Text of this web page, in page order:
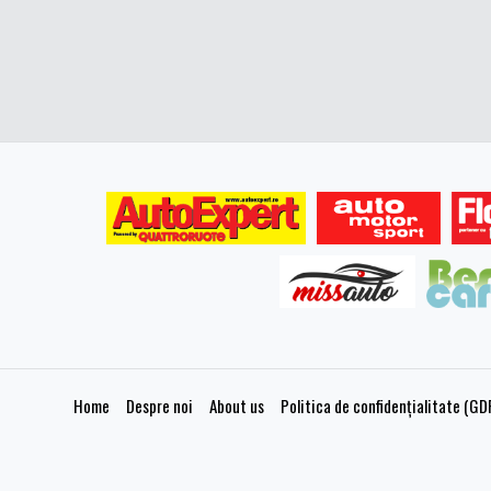
Home Despre noi About us Politica de confidențialitate